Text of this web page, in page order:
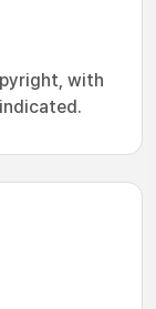
with